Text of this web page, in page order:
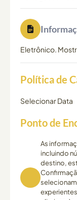
Eletrônico.
Política de
Selecionar Data
Ponto de
As
incluindo
destino,